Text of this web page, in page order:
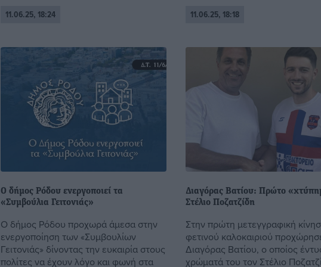
11.06.25, 18:24 11.06.25, 18:18
O δήμος Ρόδου ενεργοποιεί τα
«Συμβούλια Γειτονιάς»
Ο δήμος Ρόδου προχωρά άμεσα στην
ενεργοποίηση των «Συμβουλίων
Γειτονιάς» δίνοντας την ευκαιρία στους
πολίτες να έχουν λόγο και φωνή στα
Διαγόρας Βατίου: Πρώτο
Στέλιο Ποζατζίδη
Στην πρώτη μετεγγραφική
φετινού καλοκαιριού
Διαγόρας Βατίου, ο οποίος
χρώματά του τον Στέλιο